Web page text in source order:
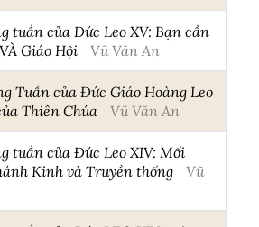
tuần của Đức Leo XV: Bạn cần
Giáo Hội
Vũ Văn An
Tuần của Đức Giáo Hoàng Leo
Thiên Chúa
Vũ Văn An
tuần của Đức Leo XIV: Mối
Kinh và Truyền thống
Vũ